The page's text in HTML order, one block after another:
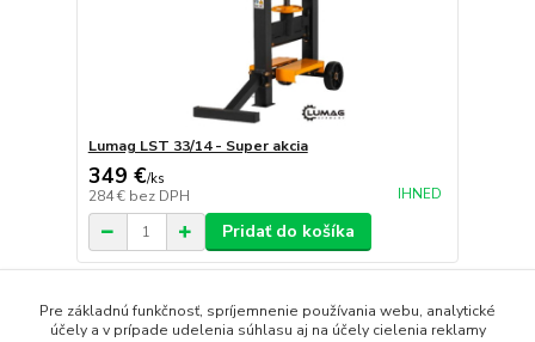
Lumag LST 33/14 - Super akcia
349 €/ks
284 € bez DPH IHNED
Pridať do košíka
strana z 1
Pre základnú funkčnosť, spríjemnenie používania webu, analytické
účely a v prípade udelenia súhlasu aj na účely cielenia reklamy